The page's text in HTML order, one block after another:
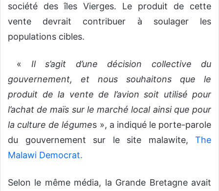
société des îles Vierges. Le produit de cette
vente devrait contribuer à soulager les
populations cibles.
« Il s’agit d’une décision collective du
gouvernement, et nous souhaitons que le
produit de la vente de l’avion soit utilisé pour
l’achat de maïs sur le marché local ainsi que pour
la culture de légumes », a indiqué le porte-parole
du gouvernement sur le site malawite, The
Malawi Democrat.
Selon le même média, la Grande Bretagne avait